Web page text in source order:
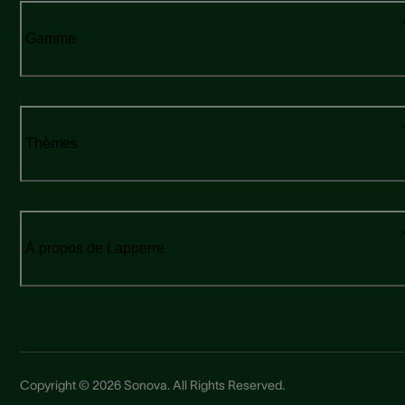
Gamme
Thèmes
À propos de Lapperre
Copyright © 2026 Sonova. All Rights Reserved.